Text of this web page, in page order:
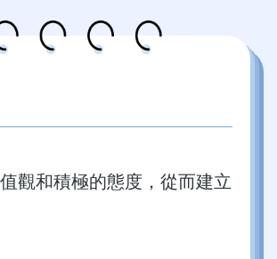
觀和積極的態度，從而建立